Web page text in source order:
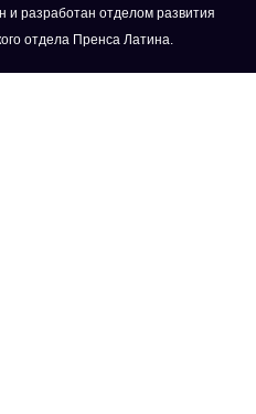
и разработан отделом развития
отдела Пренса Латина.